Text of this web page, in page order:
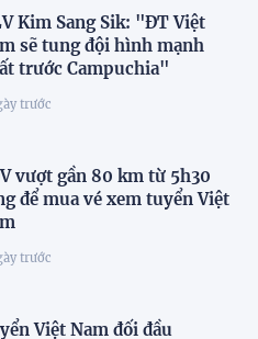
Kim Sang Sik: "ĐT Việt
sẽ tung đội hình mạnh
trước Campuchia"
trước
vượt gần 80 km từ 5h30
để mua vé xem tuyển Việt
trước
Việt Nam đối đầu